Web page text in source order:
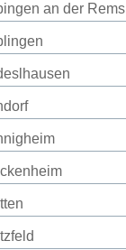
an der Rems